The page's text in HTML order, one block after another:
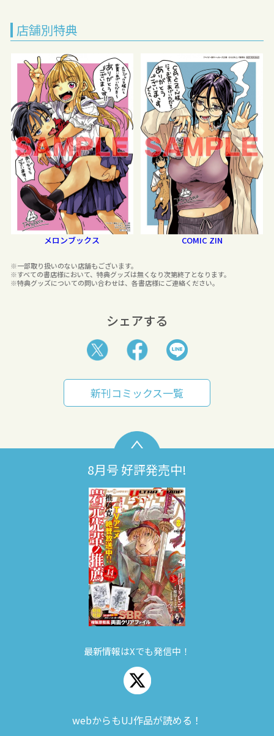
店舗別特典
メロンブックス COMIC ZIN
※一部取り扱いのない店舗もございます。
※すべての書店様において、特典グッズは無くなり次第終了となります。
※特典グッズについての問い合わせは、各書店様にご連絡ください。
シェアする
新刊コミックス一覧
8月号 好評発売中!
最新情報はXでも発信中！
webからもUJ作品が読める！